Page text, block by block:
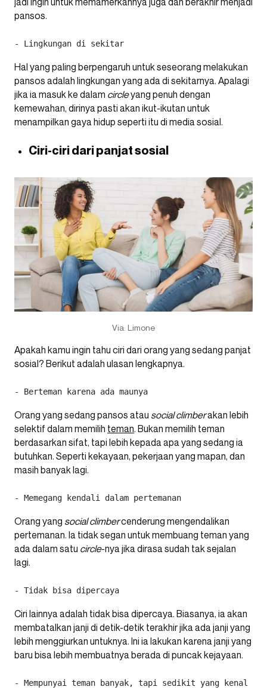
pansos.
- Lingkungan di sekitar
Hal yang paling berpengaruh untuk seseorang melakukan
pansos adalah lingkungan yang ada di sekitarnya. Apalagi
jika ia masuk ke dalam circleyang penuh dengan
kemewahan, dirinya pasti akan ikut-ikutan untuk
menampilkan gaya hidup seperti itu di media sosial.
Ciri-ciri dari panjat sosial
Via: Limone
Apakah kamu ingin tahu ciri dari orang yang sedang panjat
sosial? Berikut adalah ulasan lengkapnya.
- Berteman karena ada maunya
Orang yang sedang pansos atau social climberakan lebih
selektif dalam memilih teman. Bukan memilih teman
berdasarkan sifat, tapi lebih kepada apa yang sedang ia
butuhkan. Seperti kekayaan, pekerjaan yang mapan, dan
masih banyak lagi.
- Memegang kendali dalam pertemanan
Orang yang social climbercenderung mengendalikan
pertemanan. Ia tidak segan untuk membuang teman yang
ada dalam satu circle-nya jika dirasa sudah tak sejalan
lagi.
- Tidak bisa dipercaya
Ciri lainnya adalah tidak bisa dipercaya. Biasanya, ia akan
membatalkan janji di detik-detik terakhir jika ada janji yang
lebih menggiurkan untuknya. Ini ia lakukan karena janji yang
baru bisa lebih membuatnya berada di puncak kejayaan.
- Mempunyai teman banyak, tapi sedikit yang kenal